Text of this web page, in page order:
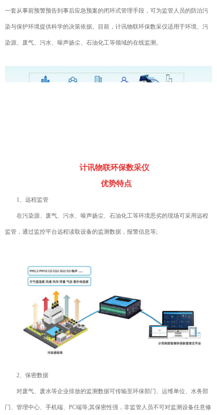
一套从事前预警预告到事后应急预案的闭环式管理手段，可为监管人员的防治污
染与保护环境提供科学的决策依据。目前，计讯物联环保数采仪适用于环境、污
染源、废气、污水、噪声扬尘、石油化工等领域的在线监测。
计讯物联环保数采仪
优势特点
1、远程监管
在污染源、废气、污水、噪声扬尘、石油化工等环境恶劣的现场可采用远程
监管，通过监控平台远程读取设备的监测数据，报警信息等;
2、保密数据
对废气、废水等企业排放的监测数据可传输至环保部门、运维单位、水务部
门、管理中心、手机端、PC端等;其保密性强，非监管人员不可对监测设备任意修